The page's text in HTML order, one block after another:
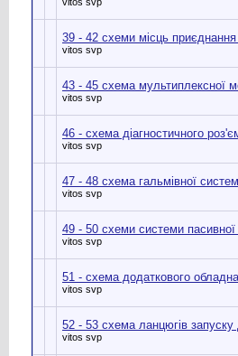
39 - 42 схеми місць
vitos svp
43 - 45 схема мультиплексної
vitos svp
46 - схема діагностичного
vitos svp
47 - 48 схема гальмівної
vitos svp
49 - 50 схеми системи
vitos svp
51 - схема додаткового
vitos svp
52 - 53 схема ланцюгів
vitos svp